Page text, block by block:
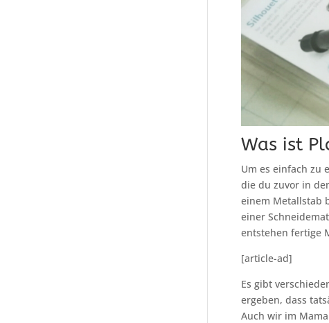
Was ist
Um es einfach zu
die du zuvor in
einem Metallstab
einer
entstehen fertige
[article-ad]
Es gibt
ergeben, dass
Auch wir im